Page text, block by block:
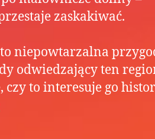
zaskakiwać.
to niepowtarzalna
odwiedzający ten
czy to interesuje go